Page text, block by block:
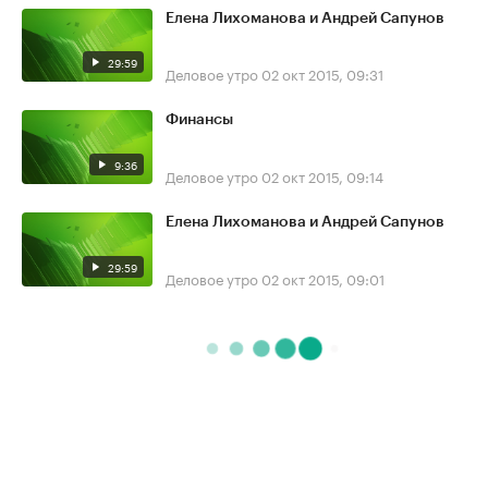
29:59
Елена Лихоманова и Андрей Сапунов
Деловое утро 02 окт 2015, 09:31
9:36
Финансы
Деловое утро 02 окт 2015, 09:14
29:59
Елена Лихоманова и Андрей Сапунов
Деловое утро 02 окт 2015, 09:01